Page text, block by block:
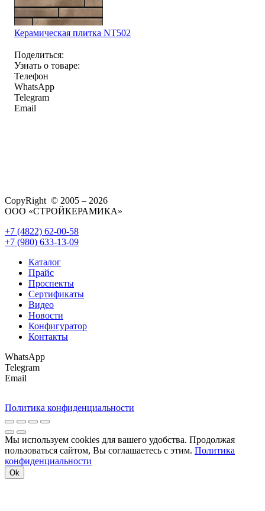
Керамическая плитка NT502
Поделиться:
Узнать о товаре:
Телефон
WhatsApp
Telegram
Email
CopyRight © 2005 – 2026
ООО «СТРОЙКЕРАМИКА»
+7 (4822) 62-00-58
+7 (980) 633-13-09
Каталог
Прайс
Проспекты
Сертификаты
Видео
Новости
Конфигуратор
Контакты
WhatsApp
Telegram
Email
Политика конфиденциальности
Мы используем cookies для вашего удобства. Продолжая
пользоваться сайтом, Вы соглашаетесь с этим. Политика
конфиденциальности
Ok